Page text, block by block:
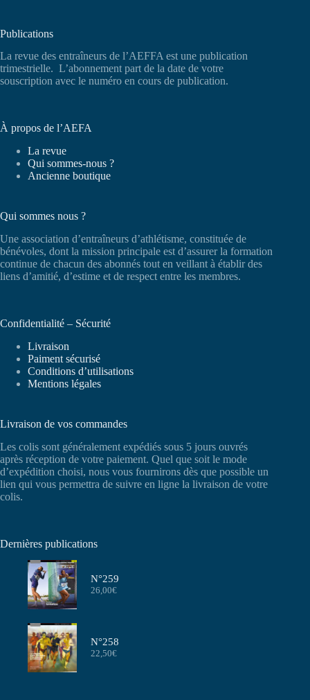
Publications
La revue des entraîneurs de l’AEFFA est une publication
trimestrielle. L’abonnement part de la date de votre
souscription avec le numéro en cours de publication.
À propos de l’AEFA
La revue
Qui sommes-nous ?
Ancienne boutique
Qui sommes nous ?
Une association d’entraîneurs d’athlétisme, constituée de
bénévoles, dont la mission principale est d’assurer la formation
continue de chacun des abonnés tout en veillant à établir des
liens d’amitié, d’estime et de respect entre les membres.
Confidentialité – Sécurité
Livraison
Paiment sécurisé
Conditions d’utilisations
Mentions légales
Livraison de vos commandes
Les colis sont généralement expédiés sous 5 jours ouvrés
après réception de votre paiement. Quel que soit le mode
d’expédition choisi, nous vous fournirons dès que possible un
lien qui vous permettra de suivre en ligne la livraison de votre
colis.
Dernières publications
N°259
26,00€
N°258
22,50€